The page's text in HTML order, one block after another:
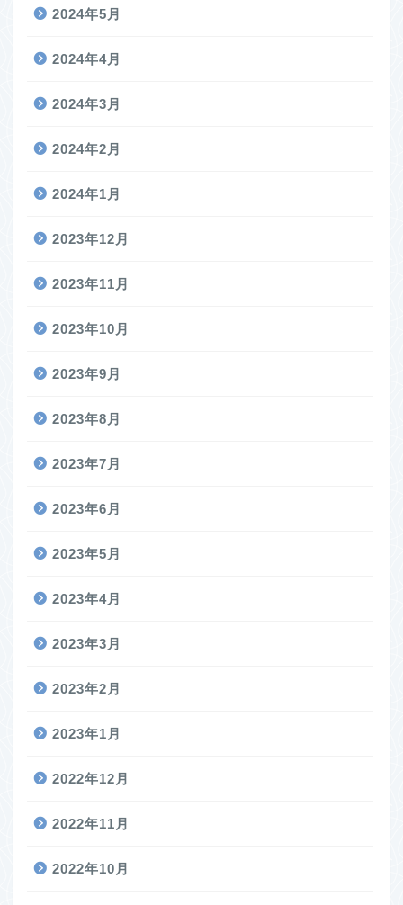
2024年5月
2024年4月
2024年3月
2024年2月
2024年1月
2023年12月
2023年11月
2023年10月
2023年9月
2023年8月
2023年7月
2023年6月
2023年5月
2023年4月
2023年3月
2023年2月
2023年1月
2022年12月
2022年11月
2022年10月